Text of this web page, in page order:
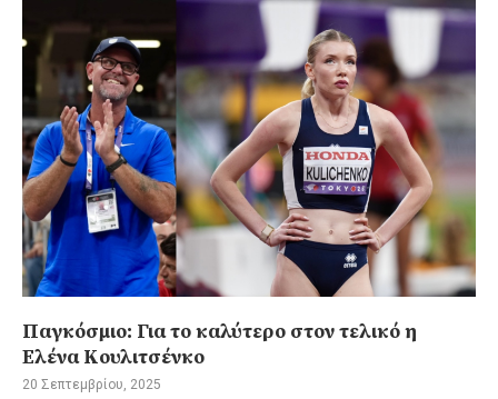
Παγκόσμιο: Για το καλύτερο στον τελικό η
Ελένα Κουλιτσένκο
20 Σεπτεμβρίου, 2025